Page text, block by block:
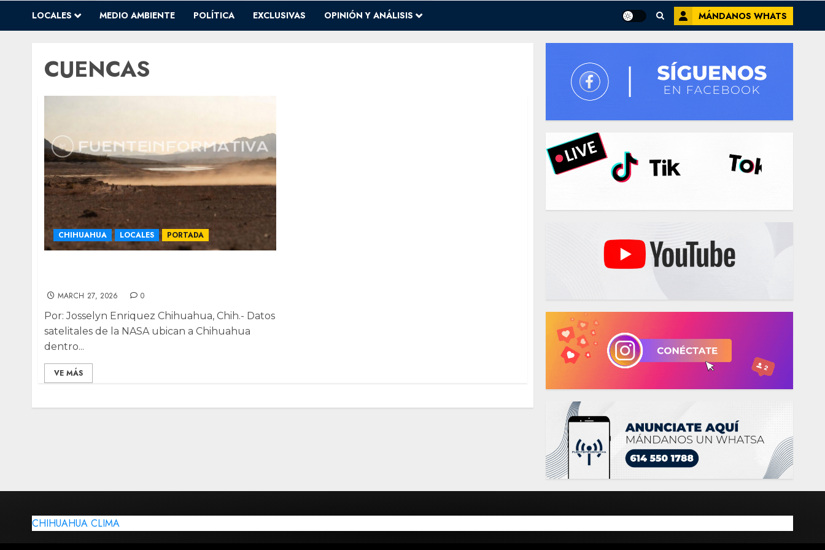
LOCALES MEDIO AMBIENTE POLÍTICA EXCLUSIVAS OPINIÓN Y ANÁLISIS MÁNDANOS WHATS
CUENCAS
CHIHUAHUA LOCALES PORTADA
MARCH 27, 2026 0
Por: Josselyn Enriquez Chihuahua, Chih.- Datos
satelitales de la NASA ubican a Chihuahua
dentro...
VE MÁS
CHIHUAHUA CLIMA